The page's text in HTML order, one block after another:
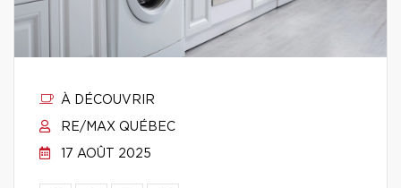
À DÉCOUVRIR
RE/MAX QUÉBEC
17 AOÛT 2025